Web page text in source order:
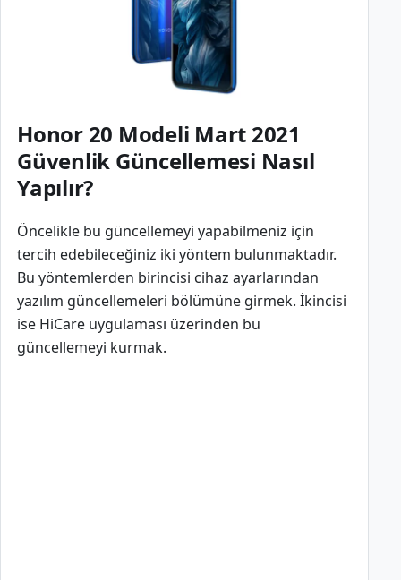
Honor 20 Modeli Mart 2021
Güvenlik Güncellemesi Nasıl
Yapılır?
Öncelikle bu güncellemeyi yapabilmeniz için
tercih edebileceğiniz iki yöntem bulunmaktadır.
Bu yöntemlerden birincisi cihaz ayarlarından
yazılım güncellemeleri bölümüne girmek. İkincisi
ise HiCare uygulaması üzerinden bu
güncellemeyi kurmak.